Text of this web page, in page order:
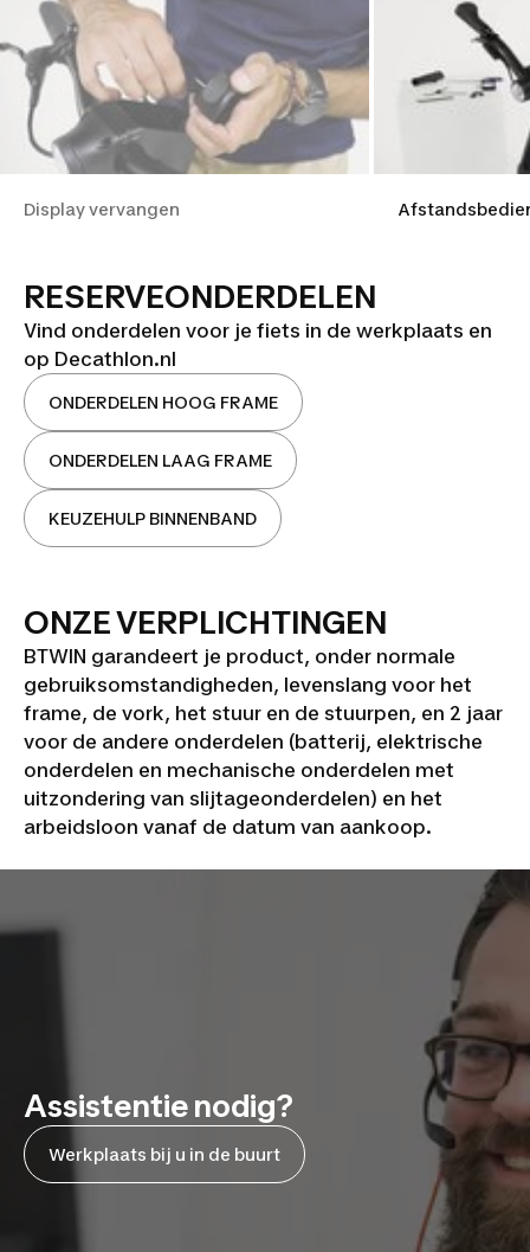
Display vervangen
RESERVEONDERDELEN
Vind onderdelen voor je fiets in de werkplaats en
op Decathlon.nl
ONDERDELEN HOOG FRAME
ONDERDELEN LAAG FRAME
KEUZEHULP BINNENBAND
ONZE VERPLICHTINGEN
BTWIN garandeert je product, onder normale
gebruiksomstandigheden, levenslang voor het
frame, de vork, het stuur en de stuurpen, en 2 jaar
voor de andere onderdelen (batterij, elektrische
onderdelen en mechanische onderdelen met
uitzondering van slijtageonderdelen) en het
arbeidsloon vanaf de datum van aankoop.
Assistentie nodig?
Werkplaats bij u in de buurt